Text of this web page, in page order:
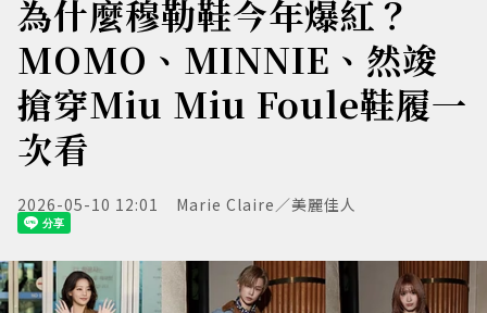
為什麼穆勒鞋今年爆紅？
MOMO、MINNIE、然竣
搶穿Miu Miu Foule鞋履一
次看
2026-05-10 12:01 Marie Claire／美麗佳人